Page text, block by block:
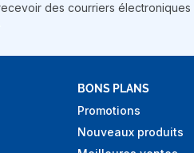
des courriers électroniques
BONS PLANS
Promotions
Nouveaux produits